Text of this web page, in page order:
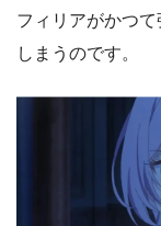
フィリアがかつ
しまうのです。